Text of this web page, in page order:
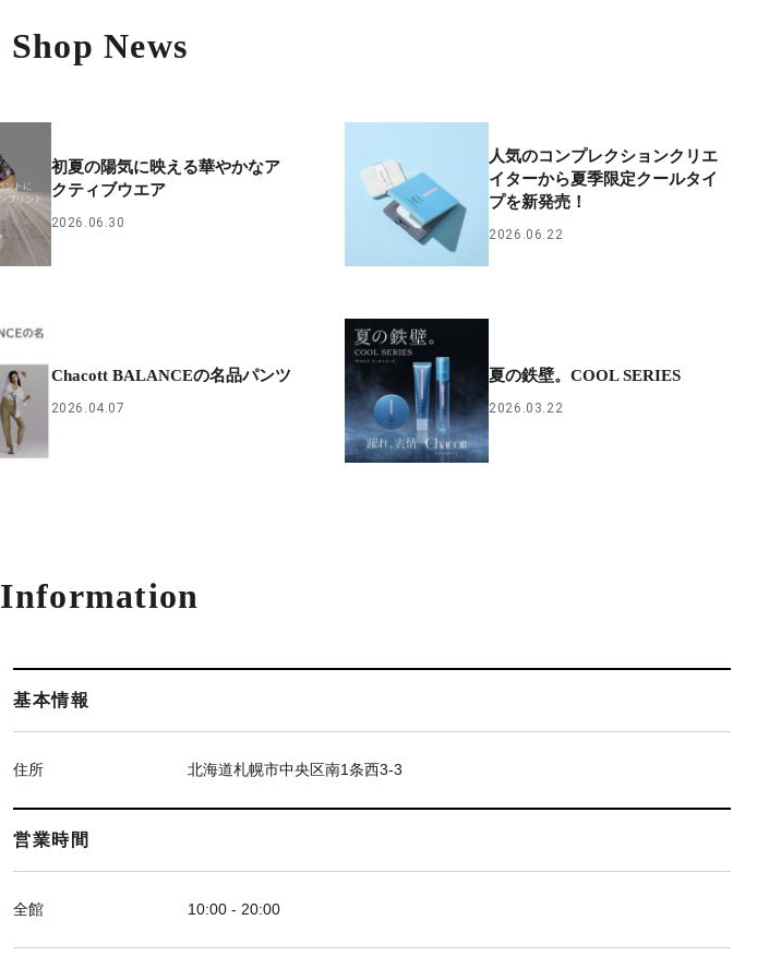
Shop News
初夏の陽気に映える華やかなア
クティブウエア
2026.06.30
人気のコンプレクションクリエ
イターから夏季限定クールタイ
プを新発売！
2026.06.22
Chacott BALANCEの名品パンツ
2026.04.07
夏の鉄壁。COOL SERIES
2026.03.22
Information
基本情報
住所 北海道札幌市中央区南1条西3-3
営業時間
全館 10:00 - 20:00